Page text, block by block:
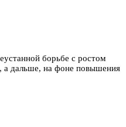
борьбе с ростом
а дальше, на фоне повышения